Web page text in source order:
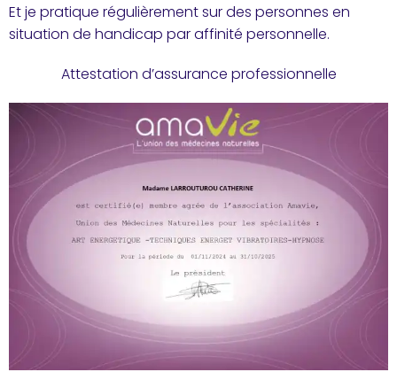
Et je pratique régulièrement sur des personnes en
situation de handicap par affinité personnelle.
Attestation d’assurance professionnelle